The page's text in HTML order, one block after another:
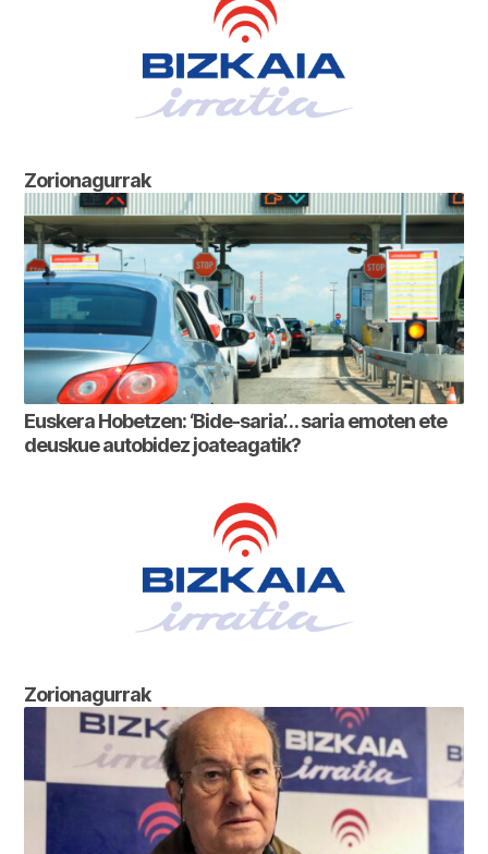
Zorionagurrak
Euskera Hobetzen: ‘Bide-saria’… saria emoten ete
deuskue autobidez joateagatik?
Zorionagurrak